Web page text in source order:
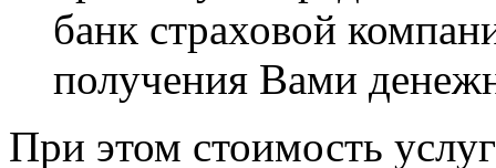
банк страховой
получения Вами
При этом стоимость